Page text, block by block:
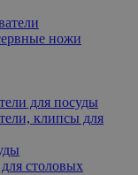
ножи
для посуды
клипсы для
столовых